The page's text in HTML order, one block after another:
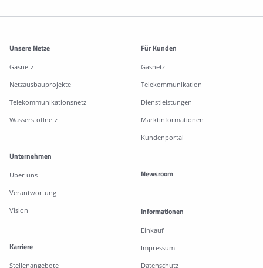
Weitere Informationen
Unsere Netze
Gasnetz
Netzausbauprojekte
Telekommunikationsnetz
Wasserstoffnetz
Für Kunden
Gasnetz
Telekommunikation
Dienstleistungen
Marktinformationen
Kundenportal
Unternehmen
Über uns
Verantwortung
Vision
Karriere
Stellenangebote
Newsroom
Informationen
Einkauf
Impressum
Datenschutz